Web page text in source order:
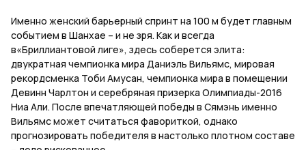
Именно женский барьерный спринт на 100 м будет главным
событием в Шанхае – и не зря. Как и всегда
в«Бриллиантовой лиге», здесь соберется элита:
двукратная чемпионка мира Даниэль Вильямс, мировая
рекордсменка Тоби Амусан, чемпионка мира в помещении
Девинн Чарлтон и серебряная призерка Олимпиады-2016
Ниа Али. После впечатляющей победы в Сямэнь именно
Вильямс может считаться фавориткой, однако
прогнозировать победителя в настолько плотном составе